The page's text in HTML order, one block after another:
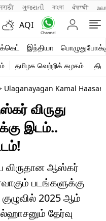
ગુજરાતી বাংলা ਪੰਜਾਬੀ
AQI
இந்தியா
தமிழக வெற்றிக் கழகம்
Ulaganayagan Kamal
விருது
இடம்..
விருதான ஆஸ்கர்
படங்களுக்கு
2025 ஆம்
தேர்வு